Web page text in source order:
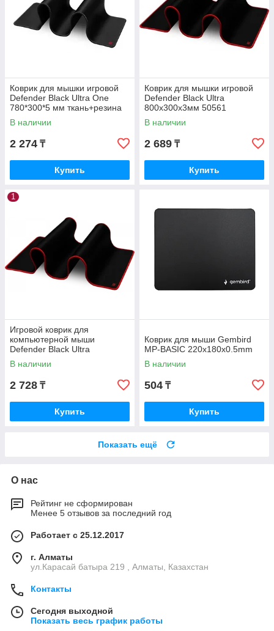
Коврик для мышки игровой
Defender Black Ultra One
780*300*5 мм ткань+резина
50004
В наличии
2 274 ₸
Купить
Коврик для мышки игровой
Defender Black Ultra
800х300х3мм 50561
В наличии
2 689 ₸
Купить
1
Игровой коврик для
компьютерной мыши
Defender Black Ultra
800х300х3мм черный 50561
В наличии
2 728 ₸
Купить
Коврик для мыши Gembird
MP-BASIC 220x180x0.5mm
В наличии
504 ₸
Купить
Показать ещё
О нас
Рейтинг не сформирован
Менее 5 отзывов за последний год
Работает с 25.12.2017
г. Алматы
ул.Карасай батыра 219 , Алматы, Казахстан
Контакты
Сегодня выходной
Показать весь график работы